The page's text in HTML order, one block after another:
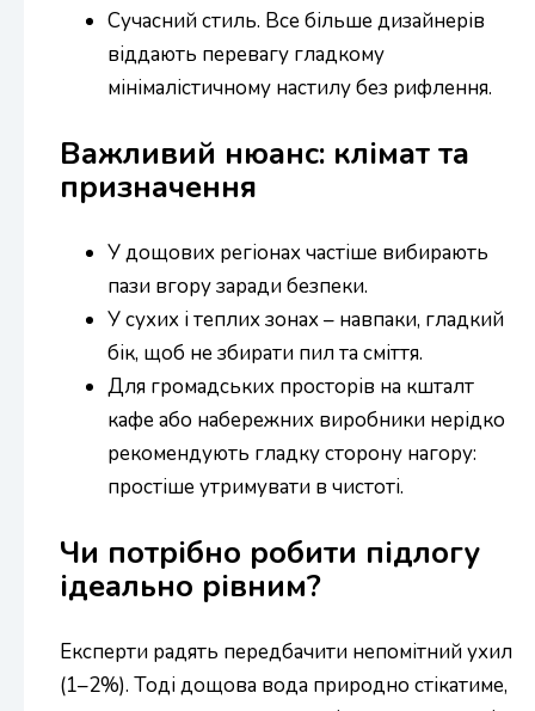
Сучасний стиль. Все більше дизайнерів
віддають перевагу гладкому
мінімалістичному настилу без рифлення.
Важливий нюанс: клімат та
призначення
У дощових регіонах частіше вибирають
пази вгору заради безпеки.
У сухих і теплих зонах – навпаки, гладкий
бік, щоб не збирати пил та сміття.
Для громадських просторів на кшталт
кафе або набережних виробники нерідко
рекомендують гладку сторону нагору:
простіше утримувати в чистоті.
Чи потрібно робити підлогу
ідеально рівним?
Експерти радять передбачити непомітний ухил
(1–2%). Тоді дощова вода природно стікатиме,